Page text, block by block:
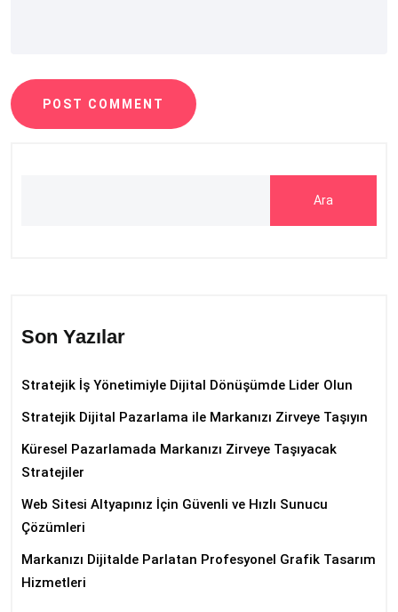
POST COMMENT
Ara
Son Yazılar
Stratejik İş Yönetimiyle Dijital Dönüşümde Lider Olun
Stratejik Dijital Pazarlama ile Markanızı Zirveye Taşıyın
Küresel Pazarlamada Markanızı Zirveye Taşıyacak
Stratejiler
Web Sitesi Altyapınız İçin Güvenli ve Hızlı Sunucu
Çözümleri
Markanızı Dijitalde Parlatan Profesyonel Grafik Tasarım
Hizmetleri